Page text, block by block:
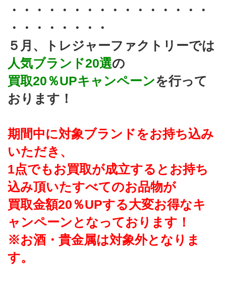
・・・・・・・・・・・・・・・・
・・・・・・・・
５月、トレジャーファクトリーでは
人気ブランド20選の
買取20％UPキャンペーンを行って
おります！
期間中に対象ブランドをお持ち込み
いただき、
1点でもお買取が成立するとお持ち
込み頂いたすべてのお品物が
買取金額20％UPする大変お得なキ
ャンペーンとなっております！
※お酒・貴金属は対象外となりま
す。